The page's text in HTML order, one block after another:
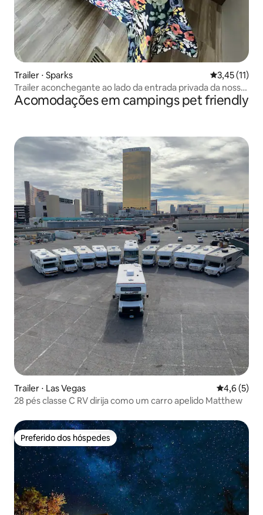
Trailer ⋅ Sparks 3,45 de uma
3,45 (11)
Trailer aconchegante ao lado da entrada privada da nossa
casa de aluguel
Acomodações em campings pet friendly
Trailer ⋅ Las Vegas 4,6 de
4,6 (5)
28 pés classe C RV dirija como um carro apelido Matthew
Preferido dos hóspedes
Preferido dos hóspedes